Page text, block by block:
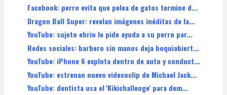
Facebook: perro evita que pelea de gatos termine d...
Dragon Ball Super: revelan imágenes inéditas de la...
YouTube: sujeto ebrio le pide ayuda a su perro par...
Redes sociales: barbero sin manos deja boquiabiert...
YouTube: iPhone 6 explota dentro de auto y conduct...
YouTube: estrenan nuevo videcoclip de Michael Jack...
YouTube: dentista usa el 'Kikichallenge' para dem...